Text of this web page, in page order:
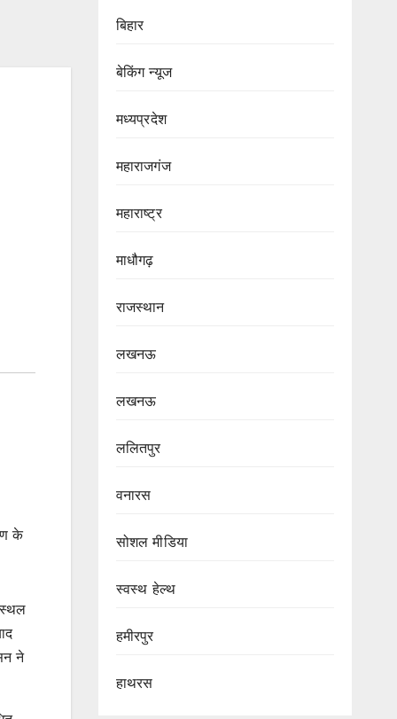
के
स्थल
ने
बिहार
बेकिंग न्यूज
मध्यप्रदेश
महाराजगंज
महाराष्ट्र
माधौगढ़
राजस्थान
लखनऊ
लखनऊ
ललितपुर
वनारस
सोशल मीडिया
स्वस्थ हेल्थ
हमीरपुर
हाथरस